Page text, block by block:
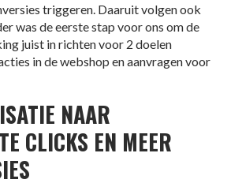
triggeren. Daaruit volgen ook
was de eerste stap voor ons om de
juist in richten voor 2 doelen
in de webshop en aanvragen voor
NAAR
CLICKS EN MEER